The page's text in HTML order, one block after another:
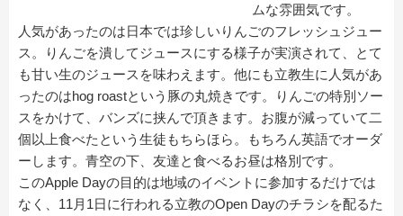
ムな雰囲気です。
人気があったのは日本では珍しいりんごのフレッシュジュー
ス。りんごを潰してジュースにする様子が実演されて、とて
も甘い生のジュースを味わえます。他にも立教生に人気があ
ったのはhog roastという豚の丸焼きです。りんごの特別ソー
スをかけて、バンズに挟んで頂きます。お腹が減っていて二
個以上食べたという生徒もちらほら。もちろん英語でオーダ
ーします。青空の下、友達と食べるお昼は格別です。
このApple Dayの目的は地域のイベントに参加するだけでは
なく、11月1日に行われる立教のOpen Dayのチラシを配るた